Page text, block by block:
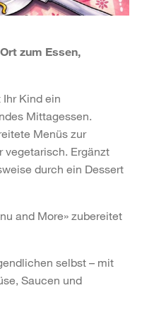
zum Essen,
Kind ein
Mittagessen.
Menüs zur
vegetarisch. Ergänzt
durch ein Dessert
and More» zubereitet
selbst – mit
Saucen und